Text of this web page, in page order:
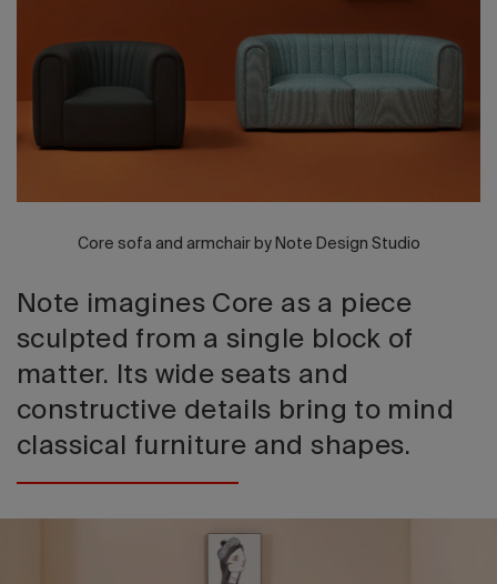
Core sofa and armchair by Note Design Studio
Note imagines Core as a piece
sculpted from a single block of
matter. Its wide seats and
constructive details bring to mind
classical furniture and shapes.